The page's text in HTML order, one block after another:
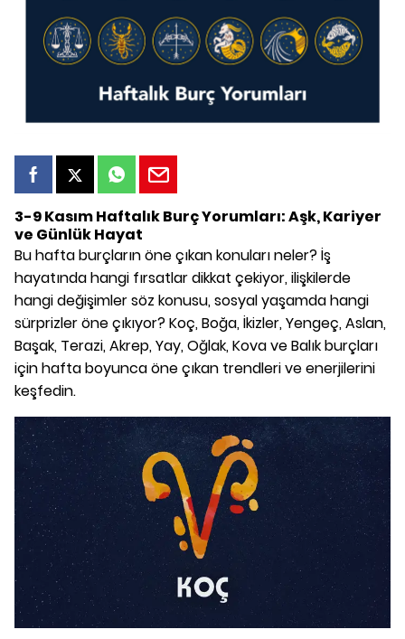
3-9 Kasım Haftalık Burç Yorumları: Aşk, Kariyer
ve Günlük Hayat
Bu hafta burçların öne çıkan konuları neler? İş
hayatında hangi fırsatlar dikkat çekiyor, ilişkilerde
hangi değişimler söz konusu, sosyal yaşamda hangi
sürprizler öne çıkıyor? Koç, Boğa, İkizler, Yengeç, Aslan,
Başak, Terazi, Akrep, Yay, Oğlak, Kova ve Balık burçları
için hafta boyunca öne çıkan trendleri ve enerjilerini
keşfedin.